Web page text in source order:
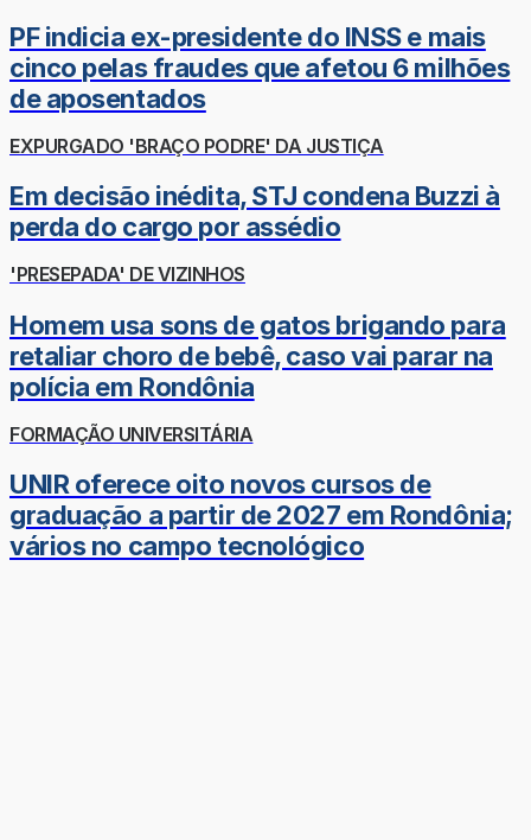
PF indicia ex-presidente do INSS e mais
cinco pelas fraudes que afetou 6 milhões
de aposentados
EXPURGADO 'BRAÇO PODRE' DA JUSTIÇA
Em decisão inédita, STJ condena Buzzi à
perda do cargo por assédio
'PRESEPADA' DE VIZINHOS
Homem usa sons de gatos brigando para
retaliar choro de bebê, caso vai parar na
polícia em Rondônia
FORMAÇÃO UNIVERSITÁRIA
UNIR oferece oito novos cursos de
graduação a partir de 2027 em Rondônia;
vários no campo tecnológico